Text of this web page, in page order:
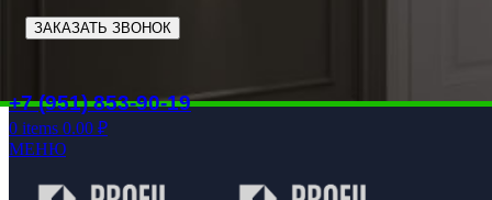
+7 (951) 853-90-19
0 items 0.00 ₽
МЕНЮ